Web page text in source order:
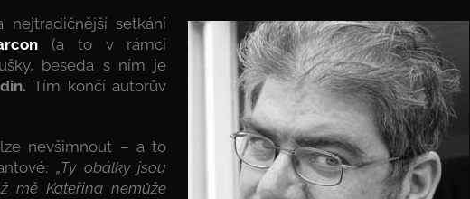
setkání
(a to v rámci
beseda s ním je
Tím končí autorův
nevšimnout – a to
„Ty obálky jsou
mě Kateřina nemůže